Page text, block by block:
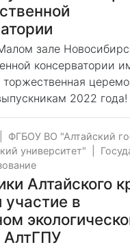
зале
консерватории
торжественная
2022 года!
ФГБОУ ВО "Алтайский
университет"
Алтайского
участие в
АлтГПУ